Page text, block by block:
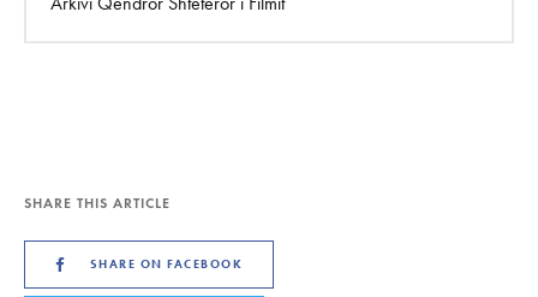
SHARE THIS ARTICLE
SHARE ON FACEBOOK